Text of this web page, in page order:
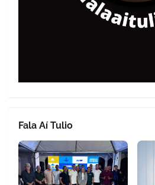
Fala Aí Tulio